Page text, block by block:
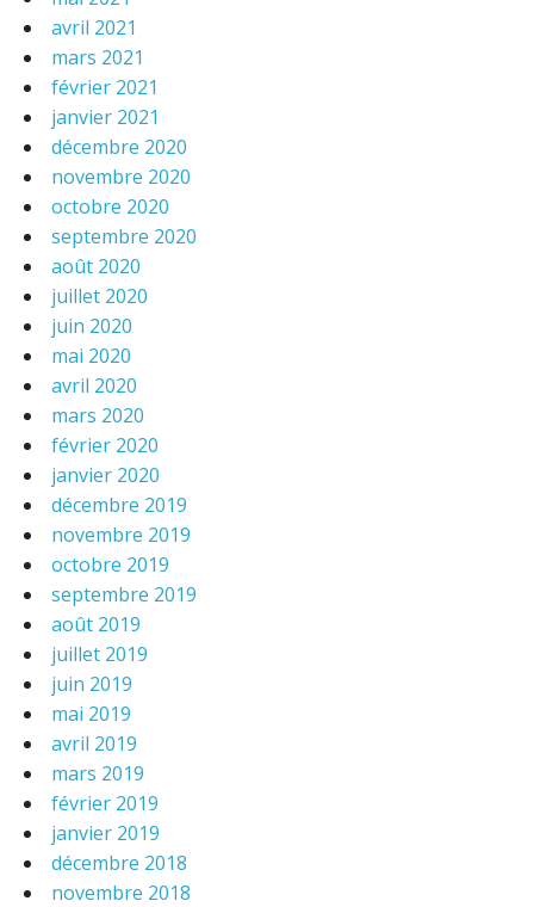
avril 2021
mars 2021
février 2021
janvier 2021
décembre 2020
novembre 2020
octobre 2020
septembre 2020
août 2020
juillet 2020
juin 2020
mai 2020
avril 2020
mars 2020
février 2020
janvier 2020
décembre 2019
novembre 2019
octobre 2019
septembre 2019
août 2019
juillet 2019
juin 2019
mai 2019
avril 2019
mars 2019
février 2019
janvier 2019
décembre 2018
novembre 2018